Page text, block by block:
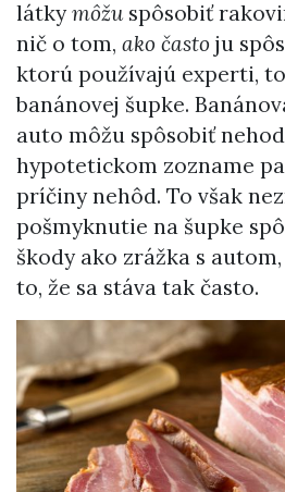
látkymôžuspôsobiť
nič o tom, ako často ju
ktorú používajú experti,
banánovej šupke.
auto môžu spôsobiť
hypotetickom zozname
príčiny nehôd. To však
pošmyknutie na šupke
škody ako zrážka s
to, že sa stáva tak často.